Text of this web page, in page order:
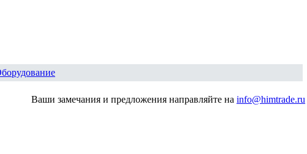
Ваши замечания и предложения направляйте на info@himtrade.ru